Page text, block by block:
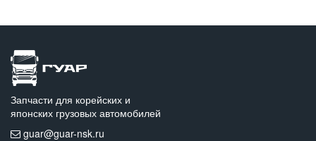
Запчасти для корейских и
японских грузовых автомобилей
guar@guar-nsk.ru